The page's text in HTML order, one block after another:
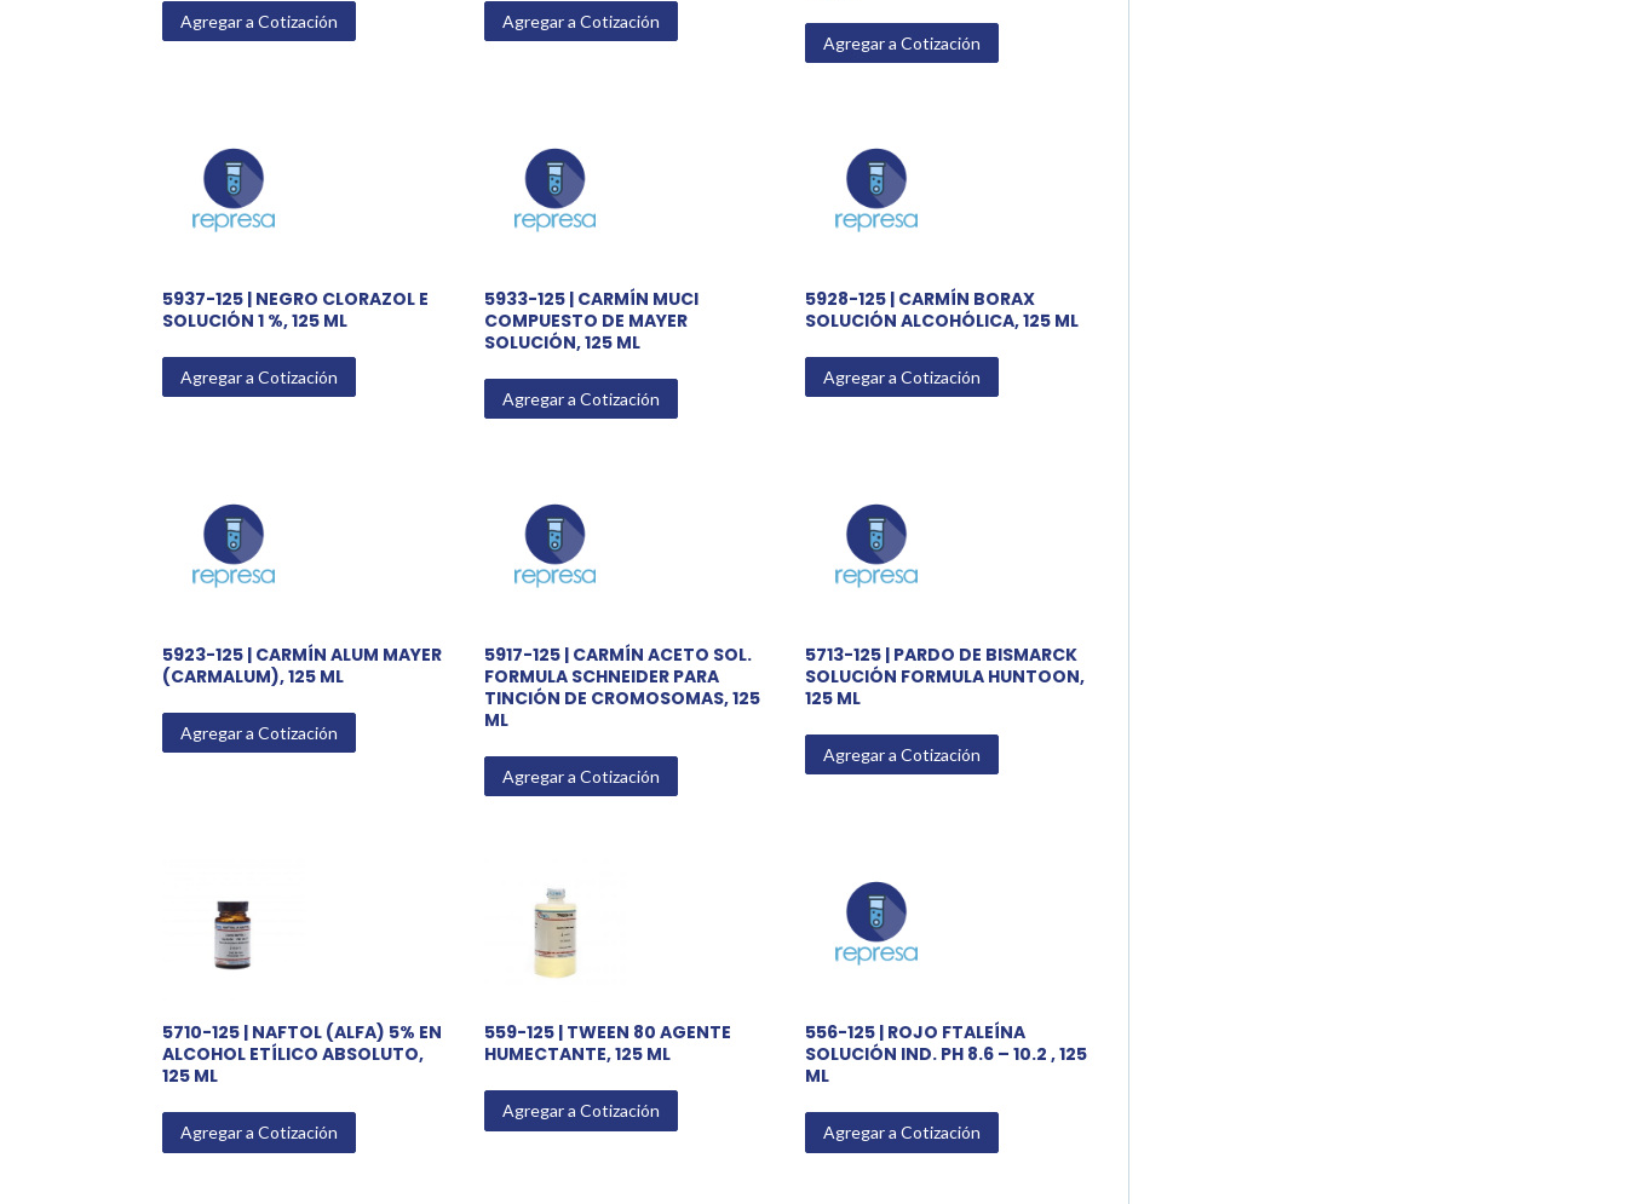
Agregar a Cotización Agregar a Cotización
Agregar a Cotización
5937-125 | NEGRO CLORAZOL E
SOLUCIÓN 1 %, 125 ML
Agregar a Cotización
5933-125 | CARMÍN MUCI
COMPUESTO DE MAYER
SOLUCIÓN, 125 ML
Agregar a Cotización
5928-125 | CARMÍN BORAX
SOLUCIÓN ALCOHÓLICA, 125 ML
Agregar a Cotización
5923-125 | CARMÍN ALUM MAYER
(CARMALUM), 125 ML
Agregar a Cotización
5917-125 | CARMÍN ACETO SOL.
FORMULA SCHNEIDER PARA
TINCIÓN DE CROMOSOMAS, 125
ML
Agregar a Cotización
5713-125 | PARDO DE BISMARCK
SOLUCIÓN FORMULA HUNTOON,
125 ML
Agregar a Cotización
5710-125 | NAFTOL (ALFA) 5% EN
ALCOHOL ETÍLICO ABSOLUTO,
125 ML
Agregar a Cotización
559-125 | TWEEN 80 AGENTE
HUMECTANTE, 125 ML
Agregar a Cotización
556-125 | ROJO FTALEÍNA
SOLUCIÓN IND. PH 8.6 – 10.2 , 125
ML
Agregar a Cotización